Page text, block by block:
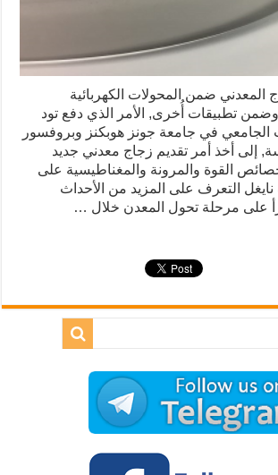
المعدني ضمن المحولات الكهربائية
تطبيقات أُخرى, الأمر الذي دفع تود
الجامعي في جامعة جونز هوبكنز وبروفسور
إلى أخذ أمر تقديم زجاج معدني جديد
القوة والمرونة والمغناطيسية على
التعرف على المزيد من الأحداث
على مرحلة تحول المعدن خلال …